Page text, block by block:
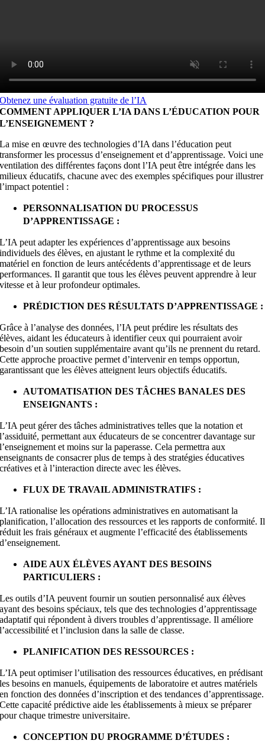
Obtenez une évaluation gratuite de l’IA
COMMENT APPLIQUER L’IA DANS L’ÉDUCATION POUR
L’ENSEIGNEMENT ?
La mise en œuvre des technologies d’IA dans l’éducation peut
transformer les processus d’enseignement et d’apprentissage. Voici une
ventilation des différentes façons dont l’IA peut être intégrée dans les
milieux éducatifs, chacune avec des exemples spécifiques pour illustrer
l’impact potentiel :
PERSONNALISATION DU PROCESSUS
D’APPRENTISSAGE :
L’IA peut adapter les expériences d’apprentissage aux besoins
individuels des élèves, en ajustant le rythme et la complexité du
matériel en fonction de leurs antécédents d’apprentissage et de leurs
performances. Il garantit que tous les élèves peuvent apprendre à leur
vitesse et à leur profondeur optimales.
PRÉDICTION DES RÉSULTATS D’APPRENTISSAGE :
Grâce à l’analyse des données, l’IA peut prédire les résultats des
élèves, aidant les éducateurs à identifier ceux qui pourraient avoir
besoin d’un soutien supplémentaire avant qu’ils ne prennent du retard.
Cette approche proactive permet d’intervenir en temps opportun,
garantissant que les élèves atteignent leurs objectifs éducatifs.
AUTOMATISATION DES TÂCHES BANALES DES
ENSEIGNANTS :
L’IA peut gérer des tâches administratives telles que la notation et
l’assiduité, permettant aux éducateurs de se concentrer davantage sur
l’enseignement et moins sur la paperasse. Cela permettra aux
enseignants de consacrer plus de temps à des stratégies éducatives
créatives et à l’interaction directe avec les élèves.
FLUX DE TRAVAIL ADMINISTRATIFS :
L’IA rationalise les opérations administratives en automatisant la
planification, l’allocation des ressources et les rapports de conformité. Il
réduit les frais généraux et augmente l’efficacité des établissements
d’enseignement.
AIDE AUX ÉLÈVES AYANT DES BESOINS
PARTICULIERS :
Les outils d’IA peuvent fournir un soutien personnalisé aux élèves
ayant des besoins spéciaux, tels que des technologies d’apprentissage
adaptatif qui répondent à divers troubles d’apprentissage. Il améliore
l’accessibilité et l’inclusion dans la salle de classe.
PLANIFICATION DES RESSOURCES :
L’IA peut optimiser l’utilisation des ressources éducatives, en prédisant
les besoins en manuels, équipements de laboratoire et autres matériels
en fonction des données d’inscription et des tendances d’apprentissage.
Cette capacité prédictive aide les établissements à mieux se préparer
pour chaque trimestre universitaire.
CONCEPTION DU PROGRAMME D’ÉTUDES :